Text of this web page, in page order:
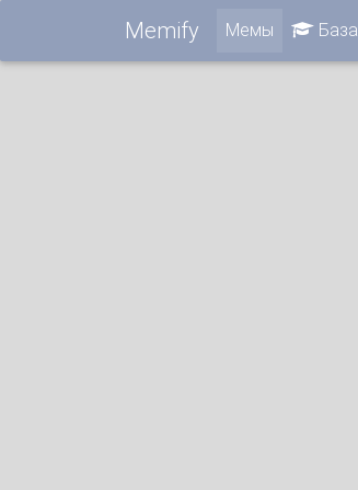
Memify Мемы База